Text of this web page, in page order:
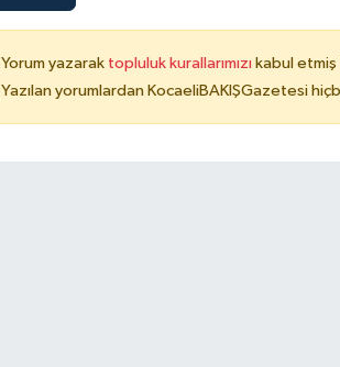
Yorum yazarak topluluk kurallarımızı kabul
Yazılan yorumlardan KocaeliBAKIŞGazetesi